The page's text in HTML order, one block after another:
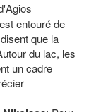
entouré de
que la
du lac, les
un cadre